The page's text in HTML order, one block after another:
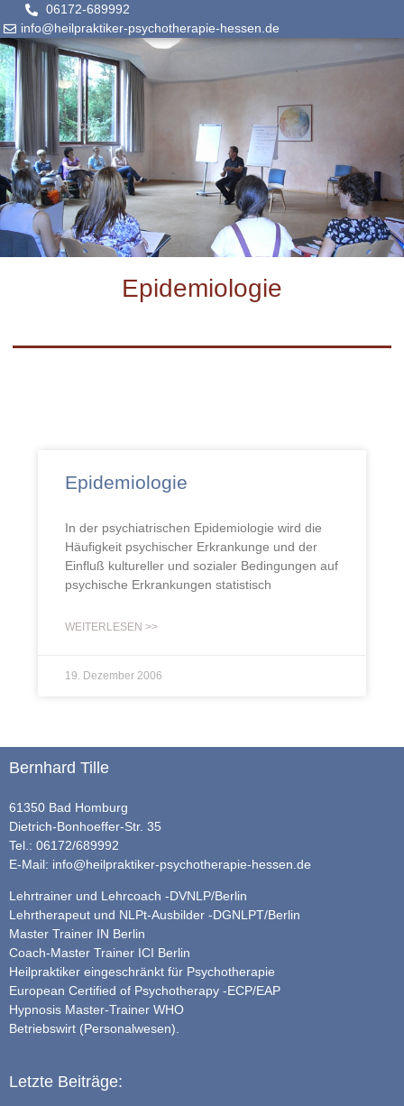
06172-689992
info@heilpraktiker-psychotherapie-hessen.de
Epidemiologie
Epidemiologie
In der psychiatrischen Epidemiologie wird die
Häufigkeit psychischer Erkrankunge und der
Einfluß kultureller und sozialer Bedingungen auf
psychische Erkrankungen statistisch
WEITERLESEN >>
19. Dezember 2006
Bernhard Tille
61350 Bad Homburg
Dietrich-Bonhoeffer-Str. 35
Tel.: 06172/689992
E-Mail: info@heilpraktiker-psychotherapie-hessen.de
Lehrtrainer und Lehrcoach -DVNLP/Berlin
Lehrtherapeut und NLPt-Ausbilder -DGNLPT/Berlin
Master Trainer IN Berlin
Coach-Master Trainer ICI Berlin
Heilpraktiker eingeschränkt für Psychotherapie
European Certified of Psychotherapy -ECP/EAP
Hypnosis Master-Trainer WHO
Betriebswirt (Personalwesen).
Letzte Beiträge: